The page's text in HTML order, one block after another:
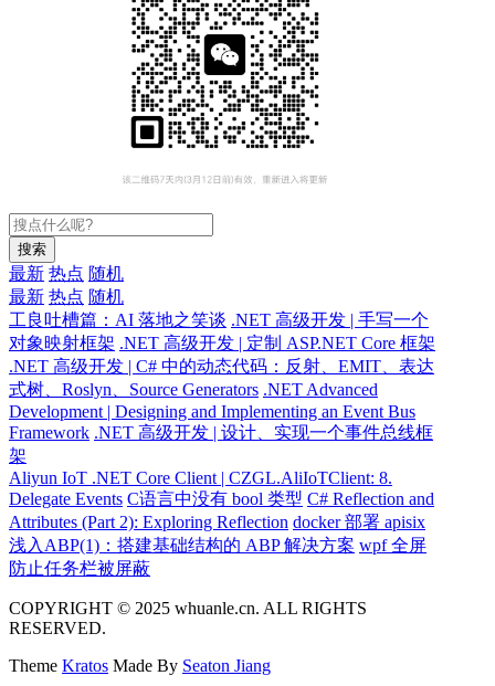
搜索
最新 热点 随机
最新 热点 随机
工良吐槽篇：AI 落地之笑谈 .NET 高级开发 | 手写一个
对象映射框架 .NET 高级开发 | 定制 ASP.NET Core 框架
.NET 高级开发 | C# 中的动态代码：反射、EMIT、表达
式树、Roslyn、Source Generators .NET Advanced
Development | Designing and Implementing an Event Bus
Framework .NET 高级开发 | 设计、实现一个事件总线框
架
Aliyun IoT .NET Core Client | CZGL.AliIoTClient: 8.
Delegate Events C语言中没有 bool 类型 C# Reflection and
Attributes (Part 2): Exploring Reflection docker 部署 apisix
浅入ABP(1)：搭建基础结构的 ABP 解决方案 wpf 全屏
防止任务栏被屏蔽
COPYRIGHT © 2025 whuanle.cn. ALL RIGHTS
RESERVED.
Theme Kratos Made By Seaton Jiang